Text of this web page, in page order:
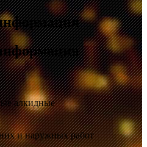
алкидные
и наружных работ